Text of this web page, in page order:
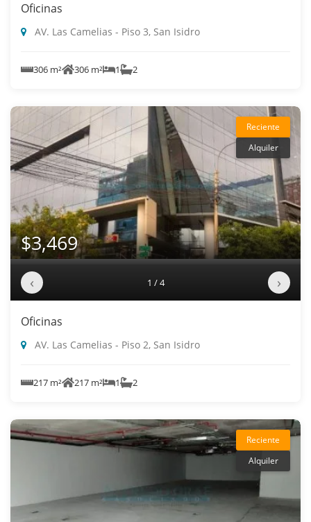
Oficinas
AV. Las Camelias - Piso 3, San Isidro
306 m² 306 m² 1 2
Reciente
Alquiler
$3,469
‹ 1 / 4 ›
Oficinas
AV. Las Camelias - Piso 2, San Isidro
217 m² 217 m² 1 2
Reciente
Alquiler